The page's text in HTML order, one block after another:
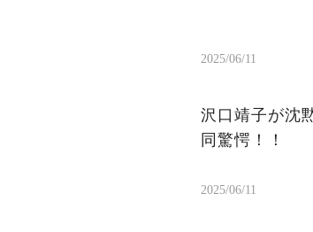
2025/06/11
沢口靖子が沈
同驚愕！！
2025/06/11